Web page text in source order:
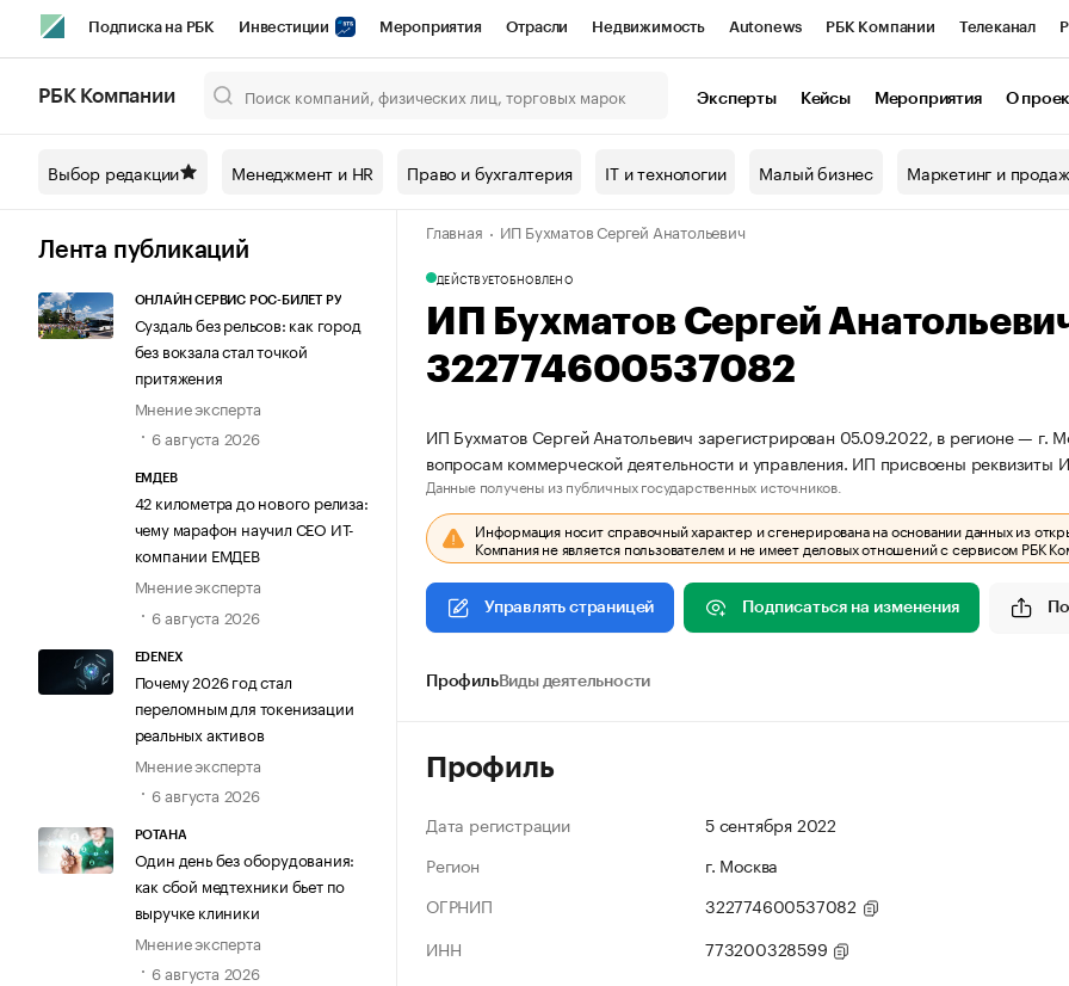
Подписка на РБК Инвестиции Мероприятия Отрасли Недвижимость Autonews РБК Компании Телеканал
Спецпроекты СПб Конференции СПб Спецпроекты Проверка контрагентов
Технологии и медиа Рынок наличной валюты
РБК Компании Эксперты Кейсы Мероприятия О
Выбор редакции Менеджмент и HR Право и бухгалтерия IT и технологии Малый бизнес Маркетинг и
Лента публикаций
ОНЛАЙН СЕРВИС РОС-БИЛЕТ РУ
Суздаль без рельсов: как город
без вокзала стал точкой
притяжения
Мнение эксперта
6 августа 2026
ЕМДЕВ
42 километра до нового релиза:
чему марафон научил СЕО ИТ-
компании ЕМДЕВ
Мнение эксперта
6 августа 2026
EDENEX
Почему 2026 год стал
переломным для токенизации
реальных активов
Мнение эксперта
6 августа 2026
РОТАНА
Один день без оборудования:
как сбой медтехники бьет по
выручке клиники
Мнение эксперта
6 августа 2026
Главная ИП Бухматов Сергей Анатольевич
ДЕЙСТВУЕТОБНОВЛЕНО
ИП Бухматов Сергей
322774600537082
ИП Бухматов Сергей Анатольевич зарегистрирован 05.09.2022, в регионе — г.
вопросам коммерческой деятельности и управления. ИП присвоены
Данные получены из публичных государственных источников.
Информация носит справочный характер и сгенерирована на основании данных из
Компания не является пользователем и не имеет деловых отношений с сервисом РБК
Управлять страницей Подписаться на изменения
ПрофильВиды деятельности
Профиль
Дата регистрации
5 сентября 2022
Регион
г. Москва
ОГРНИП
322774600537082
ИНН
773200328599